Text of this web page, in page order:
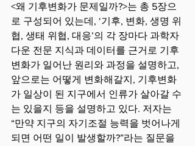
<왜 기후변화가 문제일까?>는 총 5장으
로 구성되어 있는데, ‘기후, 변화, 생명 위
협, 생태 위협, 대응’의 각 장마다 과학자
다운 전문 지식과 데이터를 근거로 기후
변화가 일어난 원리와 과정을 설명하고,
앞으로는 어떻게 변화해갈지, 기후변화
가 일상이 된 지구에서 인류가 살아갈 수
는 있을지 등을 설명하고 있다. 저자는
“만약 지구의 자기조절 능력을 벗어나게
되면 어떤 일이 발생할까?”라는 질문을